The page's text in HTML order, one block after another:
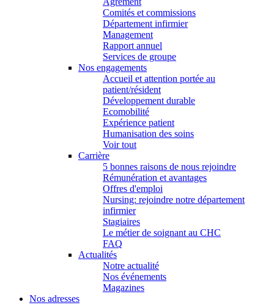
Comités et commissions
Département infirmier
Management
Rapport annuel
Services de groupe
Nos engagements
Accueil et attention portée au
patient/résident
Développement durable
Ecomobilité
Expérience patient
Humanisation des soins
Voir tout
Carrière
5 bonnes raisons de nous rejoindre
Rémunération et avantages
Offres d'emploi
Nursing: rejoindre notre département
infirmier
Stagiaires
Le métier de soignant au CHC
FAQ
Actualités
Notre actualité
Nos événements
Magazines
Nos adresses